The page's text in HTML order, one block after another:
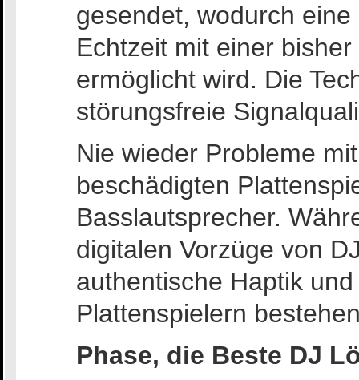
gesendet, wodurch
Echtzeit mit einer
ermöglicht wird. Die
störungsfreie
Nie wieder Probleme
beschädigten
Basslautsprecher.
digitalen Vorzüge von
authentische Haptik
Plattenspielern
Phase, die Beste DJ